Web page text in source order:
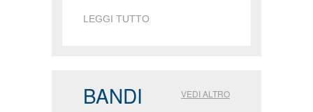
LEGGI TUTTO
BANDI VEDI ALTRO